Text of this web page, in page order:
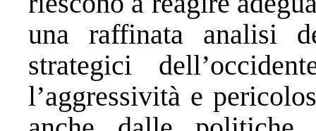
una raffinata analisi
strategici
l’aggressività e